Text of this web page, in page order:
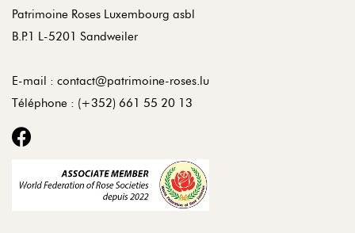
Patrimoine Roses Luxembourg asbl
B.P.1 L-5201 Sandweiler
E-mail : contact@patrimoine-roses.lu
Téléphone : (+352) 661 55 20 13